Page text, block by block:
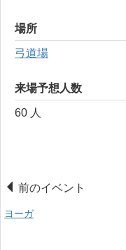
場所
弓道場
来場予想人数
60 人
前のイベント
ヨーガ